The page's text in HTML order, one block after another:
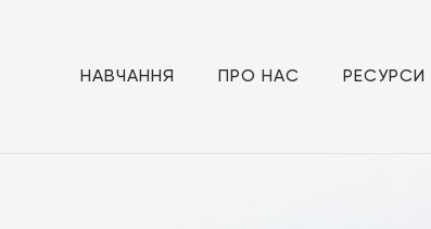
НАВЧАННЯ ПРО НАС РЕСУРСИ